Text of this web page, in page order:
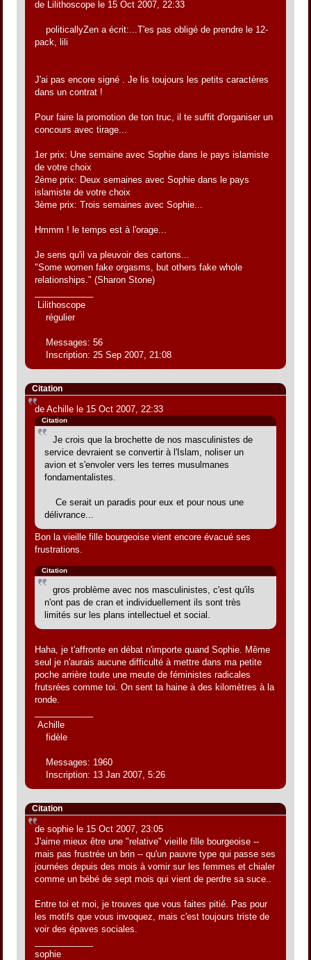
de Lilithoscope le 15 Oct 2007, 22:33
politicallyZen a écrit:...T'es pas obligé de prendre le 12-
pack, lili
J'ai pas encore signé . Je lis toujours les petits caractères
dans un contrat !
Pour faire la promotion de ton truc, il te suffit d'organiser un
concours avec tirage...
1er prix: Une semaine avec Sophie dans le pays islamiste
de votre choix
2ème prix: Deux semaines avec Sophie dans le pays
islamiste de votre choix
3ème prix: Trois semaines avec Sophie...
Hmmm ! le temps est à l'orage...
Je sens qu'il va pleuvoir des cartons...
"Some women fake orgasms, but others fake whole
relationships." (Sharon Stone)
Lilithoscope
régulier
Messages: 56
Inscription: 25 Sep 2007, 21:08
Citation
de Achille le 15 Oct 2007, 22:33
Citation
Je crois que la brochette de nos masculinistes de
service devraient se convertir à l'Islam, noliser un
avion et s'envoler vers les terres musulmanes
fondamentalistes.
Ce serait un paradis pour eux et pour nous une
délivrance...
Bon la vieille fille bourgeoise vient encore évacué ses
frustrations.
Citation
gros problème avec nos masculinistes, c'est qu'ils
n'ont pas de cran et individuellement ils sont très
limités sur les plans intellectuel et social.
Haha, je t'affronte en débat n'importe quand Sophie. Même
seul je n'aurais aucune difficulté à mettre dans ma petite
poche arrière toute une meute de féministes radicales
frutsrées comme toi. On sent ta haine à des kilomètres à la
ronde.
Achille
fidèle
Messages: 1960
Inscription: 13 Jan 2007, 5:26
Citation
de sophie le 15 Oct 2007, 23:05
J'aime mieux être une "relative" vieille fille bourgeoise --
mais pas frustrée un brin -- qu'un pauvre type qui passe ses
journées depuis des mois à vomir sur les femmes et chialer
comme un bébé de sept mois qui vient de perdre sa suce..
Entre toi et moi, je trouves que vous faites pitié. Pas pour
les motifs que vous invoquez, mais c'est toujours triste de
voir des épaves sociales.
sophie